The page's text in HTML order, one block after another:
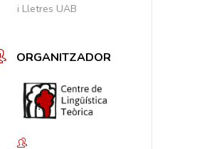
i Lletres UAB
ORGANITZADOR